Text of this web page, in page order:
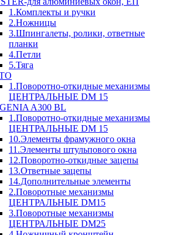
1.Комплекты и ручки
2.Ножницы
3.Шпингалеты, ролики, ответные
планки
4.Петли
5.Тяга
1.Поворотно-откидные механизмы
ЦЕНТРАЛЬНЫЕ DM 15
A300 BL
1.Поворотно-откидные механизмы
ЦЕНТРАЛЬНЫЕ DM 15
10.Элементы фрамужного окна
11.Элементы штульпового окна
12.Поворотно-откидные зацепы
13.Ответные зацепы
14.Дополнительные элементы
2.Поворотные механизмы
ЦЕНТРАЛЬНЫЕ DM15
3.Поворотные механизмы
ЦЕНТРАЛЬНЫЕ DM25